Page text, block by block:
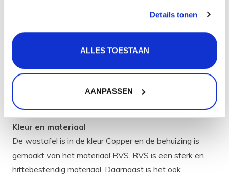
Details tonen
ALLES TOESTAAN
AANPASSEN
Afmeting wastafel (inwendig) (bxl): 50 x 39 cm
Afmeting wastafel (uitwendig) (bxlxh): 52 x 41 x 7 cm
Kleur: Copper / Koper (PVD)
Materiaal: RVS
Garantietermijn: 5 jaar
Kleur en materiaal
De wastafel is in de kleur Copper en de behuizing is
gemaakt van het materiaal RVS. RVS is een sterk en
hittebestendig materiaal. Daarnaast is het ook